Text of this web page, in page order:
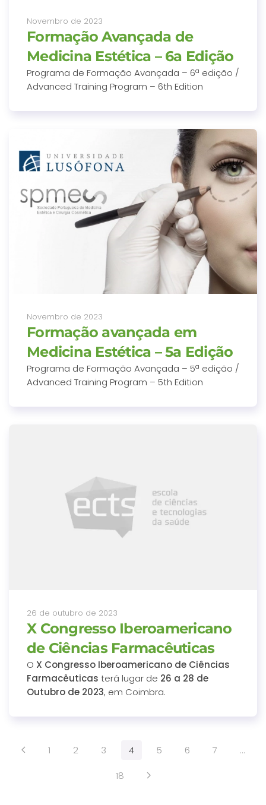
Novembro de 2023
Formação Avançada de
Medicina Estética – 6a Edição
Programa de Formação Avançada – 6ª edição /
Advanced Training Program – 6th Edition
Novembro de 2023
Formação avançada em
Medicina Estética – 5a Edição
Programa de Formação Avançada – 5ª edição /
Advanced Training Program – 5th Edition
26 de outubro de 2023
X Congresso Iberoamericano
de Ciências Farmacêuticas
O X Congresso Iberoamericano de Ciências
Farmacêuticas terá lugar de 26 a 28 de
Outubro de 2023, em Coimbra.
1 2 3 4 5 6 7 …
18